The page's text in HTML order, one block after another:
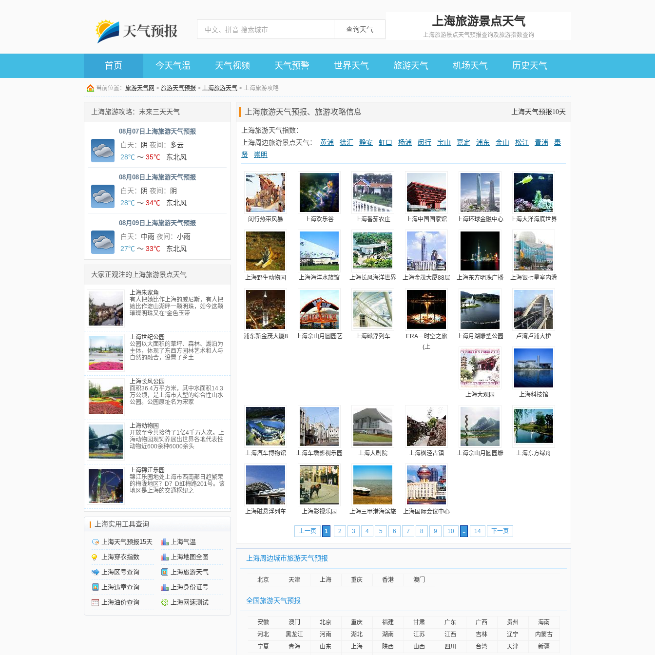
查询天气
上海旅游景点天气
上海旅游景点天气预报查询及旅游指数查询
首页 今天气温 天气视频 天气预警 世界天气 旅游天气 机场天气 历史天气
当前位置： 旅游天气网 > 旅游天气预报 > 上海旅游天气 > 上海旅游攻略
上海旅游攻略：末来三天天气
08月07日上海旅游天气预报
白天： 阴 夜间： 多云
28℃ ～ 35℃ 东北风
08月08日上海旅游天气预报
白天： 阴 夜间：
阴
28℃ ～ 34℃ 东北风
08月09日上海旅游天气预报
白天： 中雨 夜间： 小雨
27℃ ～ 33℃ 东北风
大家正观注的上海旅游景点天气
上海朱家角
有人把她比作上海的威尼斯，有人把
她比作淀山湖畔一颗明珠，如今这颗
璀璨明珠又在“金色玉带
上海世纪公园
公园以大面积的草坪、森林、湖泊为
主体，体现了东西方园林艺术和人与
自然的融合，设置了乡土
上海长风公园
面积36.4万平方米，其中水面积14.3
万公顷，是上海市大型的综合性山水
公园。公园原址名为宋家
上海动物园
开放至今共接待了1亿4千万人次。上
海动物园现饲养展出世界各地代表性
动物近600余种6000余头
上海锦江乐园
锦江乐园地处上海市西南部日趋繁荣
的梅陇地区？D？D虹梅路201号。该
地区是上海的交通枢纽之
上海实用工具查询
上海天气预报15天 上海气温
上海穿衣指数 上海地图全图
上海区号查询 上海旅游天气
上海违章查询 上海身份证号
上海油价查询 上海网速测试
上海旅游天气预报、旅游攻略信息 上海天气预报10天
上海旅游天气指数：
上海周边旅游景点天气：
黄浦 徐汇 静安 虹口 杨浦 闵行 宝山 嘉定 浦东 金山 松江 青浦
奉
贤
崇明
闵行热带风暴 上海欢乐谷 上海番茄农庄 上海中国国家馆 上海环球金融中心 上海大洋海底世界
上海野生动物园 上海海洋水族馆 上海长风海洋世界 上海金茂大厦88层 上海东方明珠广播 上海银七星室内滑
浦东新金茂大厦8 上海佘山月圆园艺 上海磁浮列车
ERA－时空之旅
(上
上海月湖雕塑公园 卢湾卢浦大桥
上海大观园 上海科技馆
上海汽车博物馆 上海车墩影视乐园 上海大剧院 上海枫泾古镇 上海佘山月圆园雕 上海东方绿舟
上海磁悬浮列车 上海影视乐园 上海三甲港海滨旅 上海国际会议中心
上一页 1 2 3 4 5 6 7 8 9 10 .. 14 下一页
上海周边城市旅游天气预报
北京 天津 上海 重庆 香港 澳门
全国旅游天气预报
安徽 澳门 北京 重庆 福建 甘肃 广东 广西 贵州
海南
河北
黑龙江 河南 湖北 湖南 江苏 江西 吉林 辽宁
内蒙古
宁夏
青海 山东 上海 陕西 山西 四川 台湾 天津 新疆